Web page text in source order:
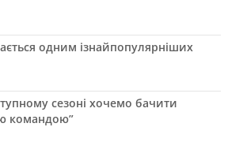
одним ізнайпопулярніших
сезоні хочемо бачити
командою”